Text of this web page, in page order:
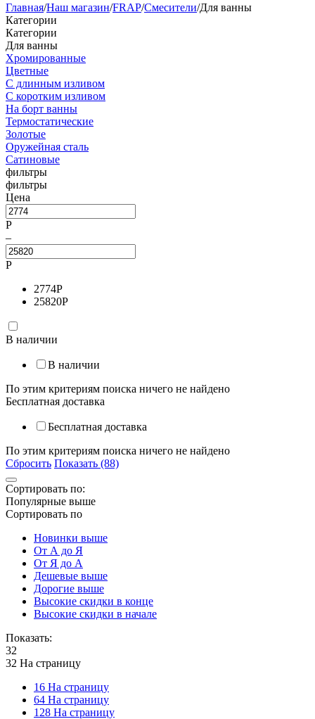
Главная/Наш магазин/FRAP/Смесители/Для ванны
Категории
Категории
Для ванны
Хромированные
Цветные
С длинным изливом
С коротким изливом
На борт ванны
Термостатические
Золотые
Оружейная сталь
Сатиновые
фильтры
фильтры
Цена
Р
–
Р
2774Р
25820Р
В наличии
В наличии
По этим критериям поиска ничего не найдено
Бесплатная доставка
Бесплатная доставка
По этим критериям поиска ничего не найдено
Сбросить Показать (88)
Сортировать по:
Популярные выше
Сортировать по
Новинки выше
От А до Я
От Я до А
Дешевые выше
Дорогие выше
Высокие скидки в конце
Высокие скидки в начале
Показать:
32
32 На страницу
16 На страницу
64 На страницу
128 На страницу